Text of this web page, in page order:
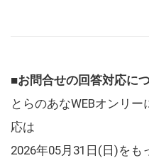
■お問合せの回答対応に
とらのあなWEBオンリ
応は
2026年05月31日(日)をも